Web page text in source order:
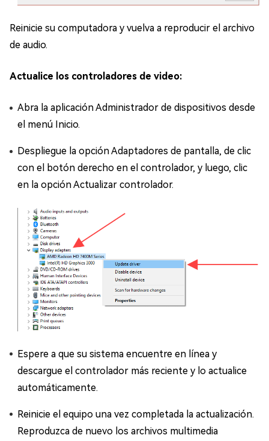
Reinicie su computadora y vuelva a reproducir el archivo
de audio.
Actualice los controladores de video:
Abra la aplicación Administrador de dispositivos desde
el menú Inicio.
Despliegue la opción Adaptadores de pantalla, de clic
con el botón derecho en el controlador, y luego, clic
en la opción Actualizar controlador.
Espere a que su sistema encuentre en línea y
descargue el controlador más reciente y lo actualice
automáticamente.
Reinicie el equipo una vez completada la actualización.
Reproduzca de nuevo los archivos multimedia